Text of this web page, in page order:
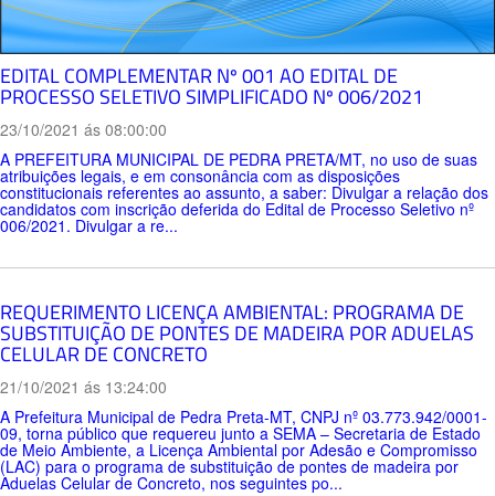
EDITAL COMPLEMENTAR Nº 001 AO EDITAL DE
PROCESSO SELETIVO SIMPLIFICADO Nº 006/2021
23/10/2021 ás 08:00:00
A PREFEITURA MUNICIPAL DE PEDRA PRETA/MT, no uso de suas
atribuições legais, e em consonância com as disposições
constitucionais referentes ao assunto, a saber: Divulgar a relação dos
candidatos com inscrição deferida do Edital de Processo Seletivo nº
006/2021. Divulgar a re...
REQUERIMENTO LICENÇA AMBIENTAL: PROGRAMA DE
SUBSTITUIÇÃO DE PONTES DE MADEIRA POR ADUELAS
CELULAR DE CONCRETO
21/10/2021 ás 13:24:00
A Prefeitura Municipal de Pedra Preta-MT, CNPJ nº 03.773.942/0001-
09, torna público que requereu junto a SEMA – Secretaria de Estado
de Meio Ambiente, a Licença Ambiental por Adesão e Compromisso
(LAC) para o programa de substituição de pontes de madeira por
Aduelas Celular de Concreto, nos seguintes po...